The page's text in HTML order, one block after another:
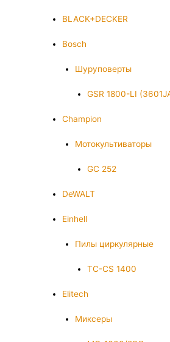
BLACK+DECKER
Bosch
Шуруповерты
GSR 1800-LI
Champion
Мотокультиваторы
GC 252
DeWALT
Einhell
Пилы циркулярные
TC-CS 1400
Elitech
Миксеры